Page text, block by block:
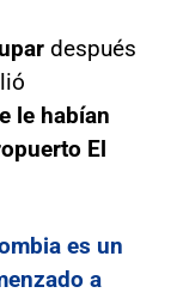
después
le habían
El
es un
a